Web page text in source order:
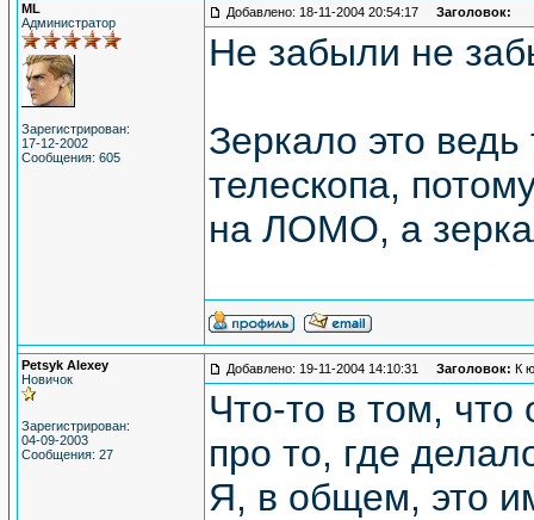
ML
Администратор
Зарегистрирован:
17-12-2002
Сообщения: 605
Добавлено: 18-11-2004 20:54:17 Заголовок:
Не забыли не
Зеркало это ведь
телескопа,
на ЛОМО, а
Petsyk Alexey
Новичок
Зарегистрирован:
04-09-2003
Сообщения: 27
Добавлено: 19-11-2004 14:10:31 Заголовок: К
Что-то в том,
про то, где
Я, в общем, это